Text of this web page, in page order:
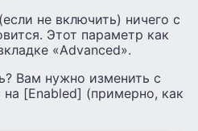
не включить) ничего с
Этот параметр как
«Advanced».
Вам нужно изменить с
[Enabled] (примерно, как